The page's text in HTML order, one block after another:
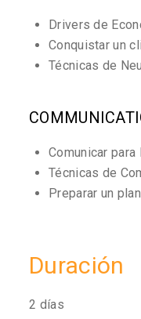
Drivers de
Conquistar un
Técnicas de
Comunicar
Técnicas de
Preparar un
Duración
2 días